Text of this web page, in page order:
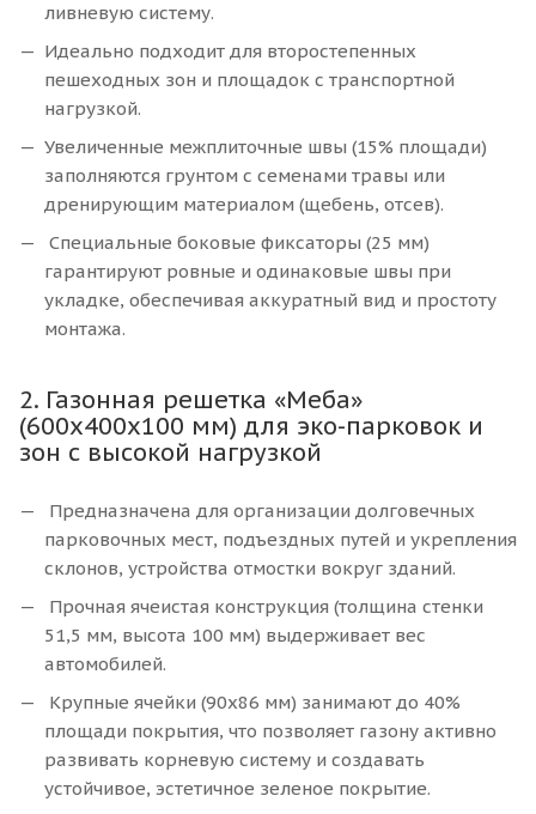
ливневую систему.
Идеально подходит для второстепенных
пешеходных зон и площадок с транспортной
нагрузкой.
Увеличенные межплиточные швы (15% площади)
заполняются грунтом с семенами травы или
дренирующим материалом (щебень, отсев).
Специальные боковые фиксаторы (25 мм)
гарантируют ровные и одинаковые швы при
укладке, обеспечивая аккуратный вид и простоту
монтажа.
2. Газонная решетка «Меба»
(600х400х100 мм) для эко-парковок и
зон с высокой нагрузкой
Предназначена для организации долговечных
парковочных мест, подъездных путей и укрепления
склонов, устройства отмостки вокруг зданий.
Прочная ячеистая конструкция (толщина стенки
51,5 мм, высота 100 мм) выдерживает вес
автомобилей.
Крупные ячейки (90x86 мм) занимают до 40%
площади покрытия, что позволяет газону активно
развивать корневую систему и создавать
устойчивое, эстетичное зеленое покрытие.